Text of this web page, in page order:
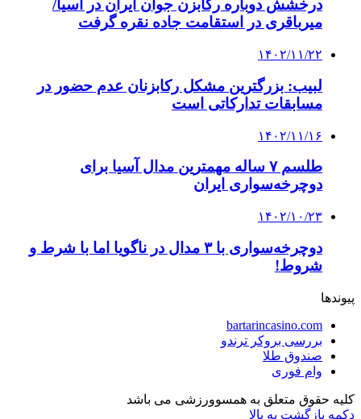
درخشش دوباره رکابزن جوان ایران در آسیا/
میرباقری در استقامت جاده نقره گرفت
۱۴۰۲/۱۱/۲۲
لبیب: بزرگترین مشکل رکابزنان عدم حضور در
مسابقات تدارکاتی است
۱۴۰۲/۱۱/۱۶
طلسم ۷ ساله مهمترین مدال آسیا برای
دوچرخه‌سواری ایران
۱۴۰۲/۱۰/۲۳
دوچرخه‌سواری با ۳ مدال در ناگویا اما با شرط و
شروط!
پیوندها
bartarincasino.com
بررسی بروکر ترندو
صندوق طلا
وام فوری
کلیه حقوق متعلق به همسوورزشی می باشد
دکمه بازگشت به بالا